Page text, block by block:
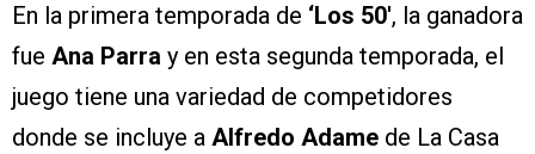
En la primera temporada de ‘Los 50′, la ganadora
fue Ana Parra y en esta segunda temporada, el
juego tiene una variedad de competidores
donde se incluye a Alfredo Adame de La Casa